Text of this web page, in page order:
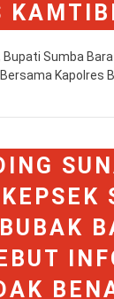
Sumba
Kapolres